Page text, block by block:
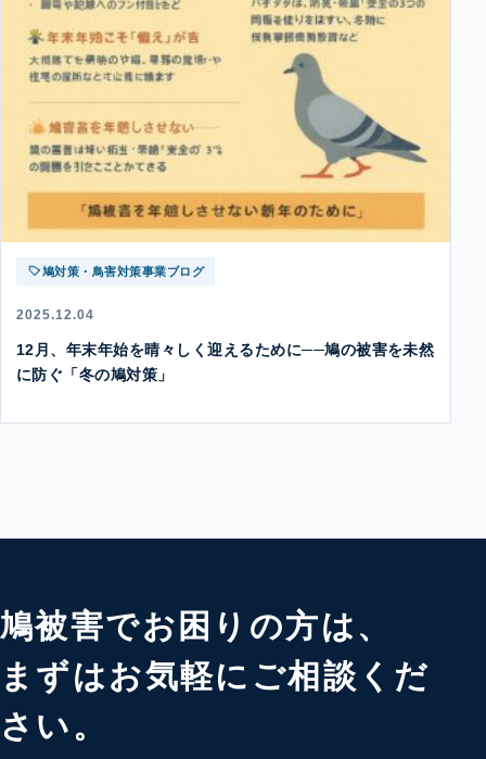
鳩対策・鳥害対策事業ブログ
2025.12.04
12月、年末年始を晴々しく迎えるために──鳩の被害を未然
に防ぐ「冬の鳩対策」
鳩被害でお困りの方は、
まずはお気軽にご相談くだ
さい。